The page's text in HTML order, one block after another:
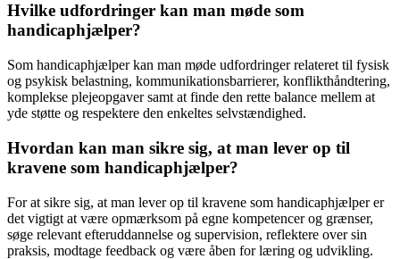
Hvilke udfordringer kan man møde som
handicaphjælper?
Som handicaphjælper kan man møde udfordringer relateret til fysisk
og psykisk belastning, kommunikationsbarrierer, konflikthåndtering,
komplekse plejeopgaver samt at finde den rette balance mellem at
yde støtte og respektere den enkeltes selvstændighed.
Hvordan kan man sikre sig, at man lever op til
kravene som handicaphjælper?
For at sikre sig, at man lever op til kravene som handicaphjælper er
det vigtigt at være opmærksom på egne kompetencer og grænser,
søge relevant efteruddannelse og supervision, reflektere over sin
praksis, modtage feedback og være åben for læring og udvikling.